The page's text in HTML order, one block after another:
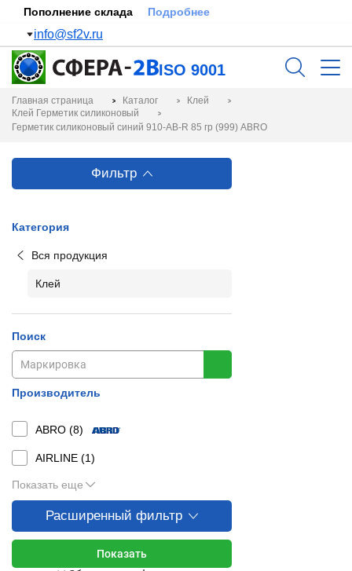
Пополнение склада Подробнее
info@sf2v.ru
ISO 9001
Главная страница Каталог
Клей
Клей Герметик силиконовый
Герметик силиконовый синий 910-AB-R 85 гр (999) ABRO
Фильтр
Категория
Вся продукция
Клей
Поиск
Производитель
ABRO (8)
AIRLINE (1)
Показать еще
Расширенный фильтр